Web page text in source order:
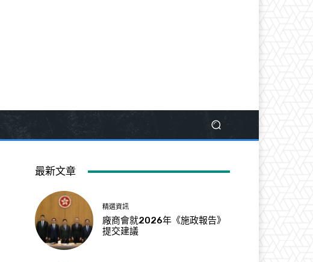
最新文章
精選資訊
廠商會就2026年《施政報告》
提交建議